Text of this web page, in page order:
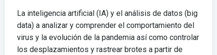
La inteligencia artificial (IA) y el análisis de datos (big
data) a analizar y comprender el comportamiento del
virus y la evolución de la pandemia así como controlar
los desplazamientos y rastrear brotes a partir de